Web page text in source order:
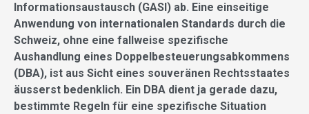
Informationsaustausch (GASI) ab. Eine einseitige
Anwendung von internationalen Standards durch die
Schweiz, ohne eine fallweise spezifische
Aushandlung eines Doppelbesteuerungsabkommens
(DBA), ist aus Sicht eines souveränen Rechtsstaates
äusserst bedenklich. Ein DBA dient ja gerade dazu,
bestimmte Regeln für eine spezifische Situation